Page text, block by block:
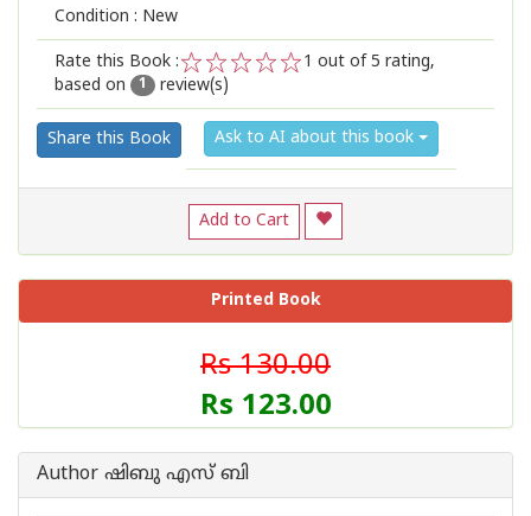
Condition : New
Rate this Book :
2
1
1 out of 5 rating,
based on
1 review(s)
Share this Book Ask to AI about this book
Add to Cart
Printed Book
Rs 130.00
Rs 123.00
Author ഷിബു എസ് ബി